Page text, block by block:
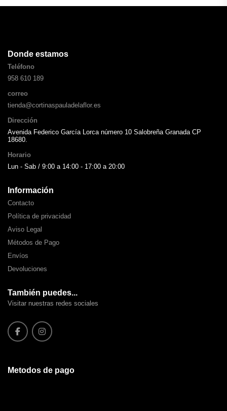
Donde estamos
Teléfono
958 610 189
correo
tienda@cortinaspauladelaflor.es
Dirección
Avenida Federico García Lorca número 10 Salobreña Granada CP
18680.
Horario
Lun - Sab / 9:00 a 14:00 - 17:00 a 20:00
Información
Contacto
Política de privacidad
Aviso Legal
Métodos de Pago
Envíos
Devoluciones
También puedes...
Visitar nuestras redes sociales
Metodos de pago